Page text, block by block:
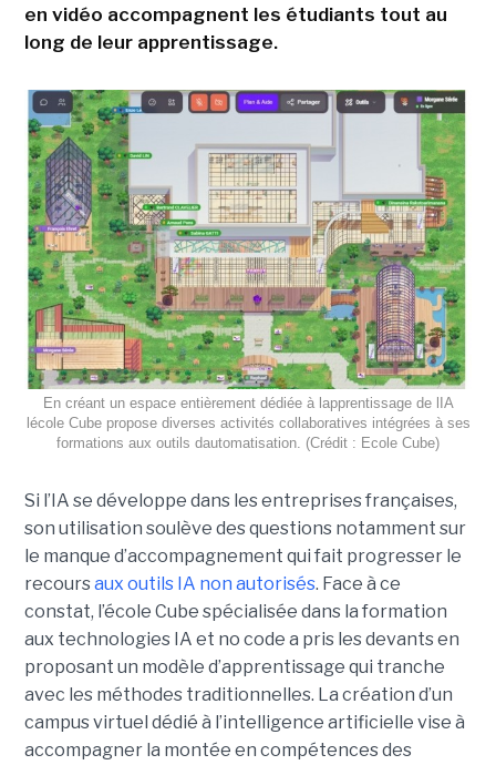
en vidéo accompagnent les étudiants tout au
long de leur apprentissage.
En créant un espace entièrement dédiée à lapprentissage de lIA
lécole Cube propose diverses activités collaboratives intégrées à ses
formations aux outils dautomatisation. (Crédit : Ecole Cube)
Si l’IA se développe dans les entreprises françaises,
son utilisation soulève des questions notamment sur
le manque d’accompagnement qui fait progresser le
recoursaux outils IA non autorisés. Face à ce
constat, l’école Cube spécialisée dans la formation
aux technologies IA et no code a pris les devants en
proposant un modèle d’apprentissage qui tranche
avec les méthodes traditionnelles. La création d’un
campus virtuel dédié à l’intelligence artificielle vise à
accompagner la montée en compétences des